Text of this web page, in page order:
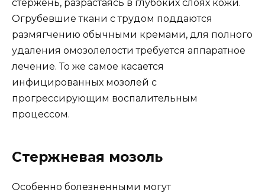
стержень, разрастаясь в глубоких слоях кожи.
Огрубевшие ткани с трудом поддаются
размягчению обычными кремами, для полного
удаления омозолелости требуется аппаратное
лечение. То же самое касается
инфицированных мозолей с
прогрессирующим воспалительным
процессом.
Стержневая мозоль
Особенно болезненными могут